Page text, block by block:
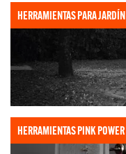
HERRAMIENTAS PARA JARDÍN
HERRAMIENTAS PINK POWER